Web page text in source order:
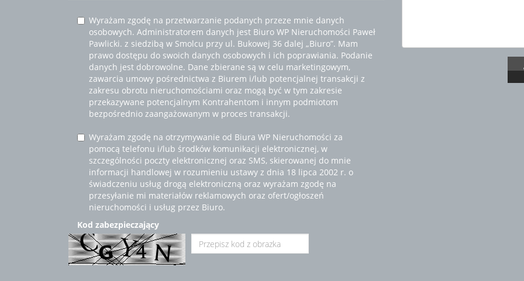
Wyrażam zgodę na przetwarzanie podanych przeze mnie danych
osobowych. Administratorem danych jest Biuro WP Nieruchomości Paweł
Pawlicki. z siedzibą w Smolcu przy ul. Bukowej 36 dalej „Biuro”. Mam
prawo dostępu do swoich danych osobowych i ich poprawiania. Podanie
danych jest dobrowolne. Dane zbierane są w celu marketingowym,
zawarcia umowy pośrednictwa z Biurem i/lub potencjalnej transakcji z
zakresu obrotu nieruchomościami oraz mogą być w tym zakresie
przekazywane potencjalnym Kontrahentom i innym podmiotom
bezpośrednio zaangażowanym w proces transakcji.
Wyrażam zgodę na otrzymywanie od Biura WP Nieruchomości za
pomocą telefonu i/lub środków komunikacji elektronicznej, w
szczególności poczty elektronicznej oraz SMS, skierowanej do mnie
informacji handlowej w rozumieniu ustawy z dnia 18 lipca 2002 r. o
świadczeniu usług drogą elektroniczną oraz wyrażam zgodę na
przesyłanie mi materiałów reklamowych oraz ofert/ogłoszeń
nieruchomości i usług przez Biuro.
Kod zabezpieczający